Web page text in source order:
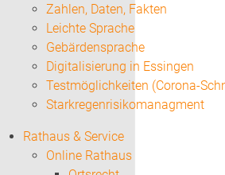
Zahlen, Daten, Fakten
Leichte Sprache
Gebärdensprache
Digitalisierung in Essingen
Testmöglichkeiten (Corona-
Starkregenrisikomanagment
Rathaus & Service
Online Rathaus